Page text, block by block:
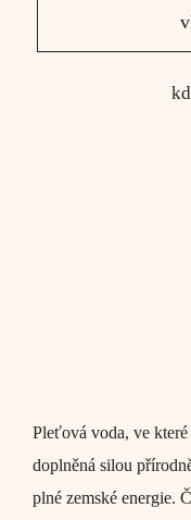
Pleťová voda, ve
doplněná silou
plné zemské energie.